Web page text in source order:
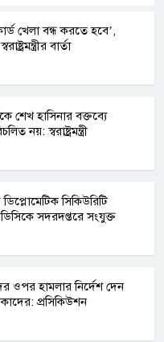
খেলা বন্ধ করতে হবে’,
বার্তা
শেখ হাসিনার বক্তব্যে
নয়: স্বরাষ্ট্রমন্ত্রী
সিকিউরিটি
সদরদপ্তরে সংযুক্ত
ওপর হামলার নির্দেশ দেন
প্রসিকিউশন